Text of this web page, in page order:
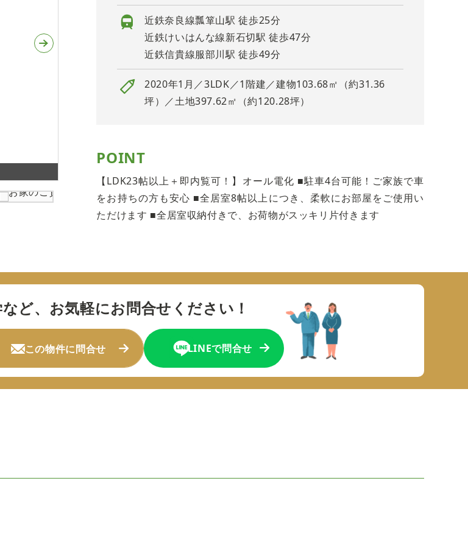
近鉄奈良線瓢箪山駅 徒歩25分
近鉄けいはんな線新石切駅 徒歩47分
近鉄信貴線服部川駅 徒歩49分
2020年1月／3LDK／1階建／建物103.68㎡（約31.36
坪）／土地397.62㎡（約120.28坪）
POINT
【LDK23帖以上＋即内覧可！】オール電化 ■駐車4台可能！ご家族で車
をお持ちの方も安心 ■全居室8帖以上につき、柔軟にお部屋をご使用い
ただけます ■全居室収納付きで、お荷物がスッキリ片付きます
ど、 お気軽にお問合せください！
この物件に問合せ LINEで問合せ